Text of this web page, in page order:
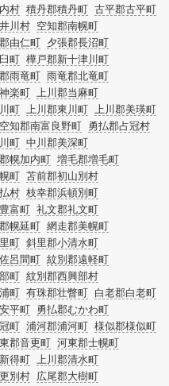
村 積丹郡積丹町 古平郡古平町
川村 空知郡南幌町
由仁町 夕張郡長沼町
町 樺戸郡新十津川町
雨竜町 雨竜郡北竜町
楽町 上川郡当麻町
町 上川郡東川町 上川郡美瑛町
空知郡南富良野町 勇払郡占冠村
町 中川郡美深町
幌加内町 増毛郡増毛町
町 苫前郡初山別村
村 枝幸郡浜頓別町
富町 礼文郡礼文町
幌延町 網走郡美幌町
町 斜里郡小清水町
呂間町 紋別郡遠軽町
町 紋別郡西興部村
町 有珠郡壮瞥町 白老郡白老町
平町 勇払郡むかわ町
町 浦河郡浦河町 様似郡様似町
郡音更町 河東郡士幌町
得町 上川郡清水町
別村 広尾郡大樹町